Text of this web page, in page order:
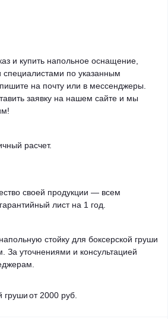
и купить напольное оснащение,
по указанным
на почту или в мессенджеры.
заявку на нашем сайте и мы
расчет.
своей продукции — всем
лист на 1 год.
стойку для боксерской груши
За уточнениями и консультацией
грушиот 2000 руб.